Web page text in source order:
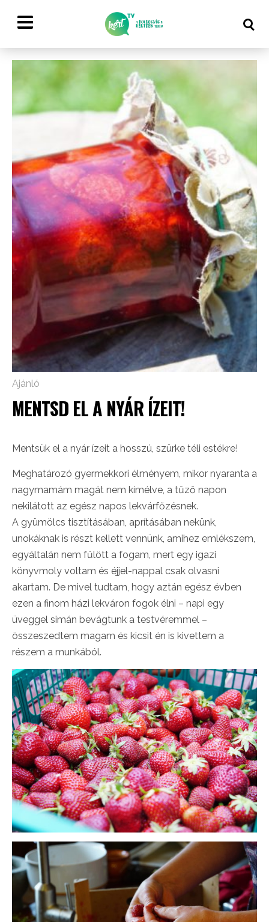
Ajánló
MENTSD EL A NYÁR ÍZEIT!
Mentsük el a nyár ízeit a hosszú, szürke téli estékre!
Meghatározó gyermekkori élményem, mikor nyaranta a
nagymamám magát nem kímélve, a tűző napon
nekilátott az egész napos lekvárfőzésnek.
A gyümölcs tisztításában, aprításában nekünk,
unokáknak is részt kellett vennünk, amihez emlékszem,
egyáltalán nem fűlött a fogam, mert egy igazi
könyvmoly voltam és éjjel-nappal csak olvasni
akartam. De mivel tudtam, hogy aztán egész évben
ezen a finom házi lekváron fogok élni – napi egy
üveggel simán bevágtunk a testvéremmel –
összeszedtem magam és kicsit én is kivettem a
részem a munkából.